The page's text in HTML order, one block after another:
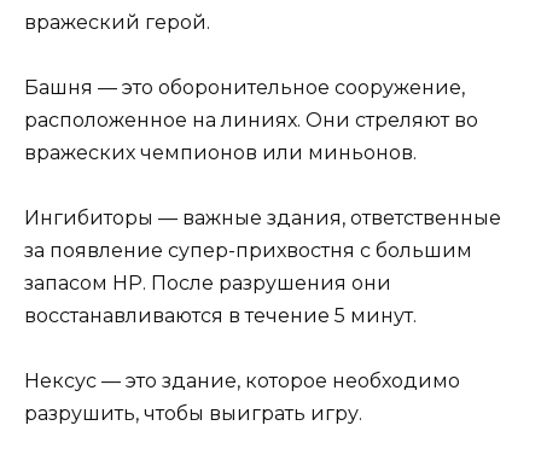
вражеский герой.
Башня — это оборонительное сооружение,
расположенное на линиях. Они стреляют во
вражеских чемпионов или миньонов.
Ингибиторы — важные здания, ответственные
за появление супер-прихвостня с большим
запасом HP. После разрушения они
восстанавливаются в течение 5 минут.
Нексус — это здание, которое необходимо
разрушить, чтобы выиграть игру.